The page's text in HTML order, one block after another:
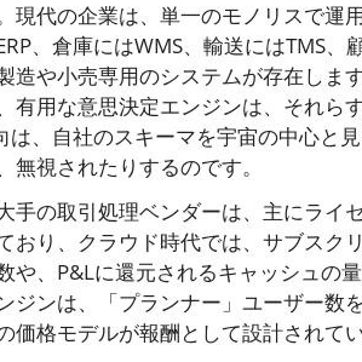
現代の企業は、単一のモノリスで運
、倉庫にはWMS、輸送にはTMS、
造や小売専用のシステムが存在し
有用な意思決定エンジンは、それら
は、自社のスキーマを宇宙の中心と
視されたりするのです。
手の取引処理ベンダーは、主にライ
おり、クラウド時代では、サブスク
や、P&Lに還元されるキャッシュの
ジンは、「プランナー」ユーザー数
価格モデルが報酬として設計されて